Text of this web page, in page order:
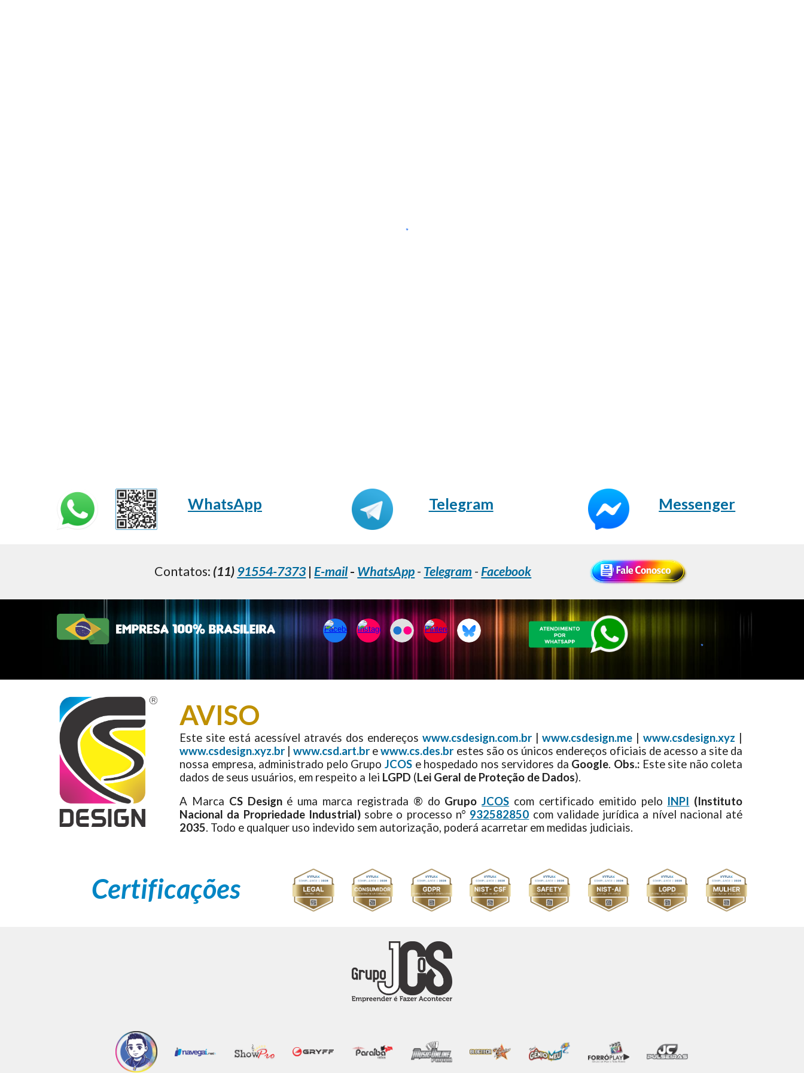
WhatsApp Telegram Messenger
Contatos: (11) 91554-7373 | E-mail- WhatsApp- Telegram - Facebook
AVISO
Este site está acessível através dos endereços www.csdesign.com.br|www.csdesign.me |www.csdesign.xyz
www.csdesign.xyz.br |www.csd.art.br ewww.cs.des.br estes são os únicos endereços oficiais de acesso a site da
nossa empresa, administrado pelo Grupo JCOSe hospedado nos servidores da Google. Obs.:Este site não coleta
dados de seus usuários, em respeito a lei LGPD (Lei Geral de Proteção de Dados).
A Marca CS Designé uma marca registrada ® do GrupoJCOS com certificado emitido pelo INPI (Instituto
Nacional da Propriedade Industrial)sobre o processo n° 932582850 com validade jurídica a nível nacional até
2035. Todo e qualquer uso indevido sem autorização, poderá acarretar em medidas judiciais.
Certificações